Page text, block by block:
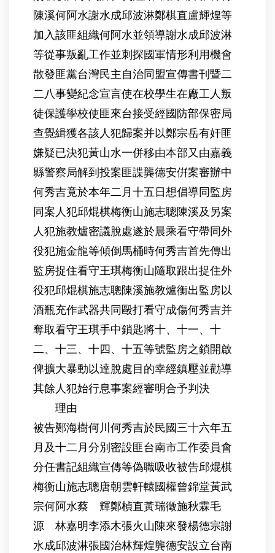
陳溪何阿水謝水成邱波淋鄭棋直盧輝煌等
加入該匪組織何阿水並領導謝水成邱波淋
等從事叛亂工作並刺探國軍情形利用機會
散發匪黨台灣民主自治同盟宣傳書刊暨二
二八事變紀念宣言使在校學生在廠工人叛
徒保護學校使匪來台接受經國防部保密局
查覺緝獲各該人犯歸案并以鄭宗岳有奸匪
嫌疑已決犯黃山水一併移由本部又由嘉義
縣警察局解到投案匪諜龔德安倂案審辦中
何秀吉竟於本年二月十五日想倡導同監房
同案人犯邱焜棋梅衡山施志聰陳溪及另案
人犯施教爐密議脫處遂於晨乘看守帶同外
役犯施金龍等傾倒馬桶時何秀吉首先傳出
監房捉住看守王琪梅衡山隨取跟出捉住外
役犯邱焜棋施志聰陳溪施教爐衡出監房以
酒瓶充作武器共同毆打看守成傷何秀吉并
奪取看守王琪手中鎖匙將十、十一、十
二、十三、十四、十五等號監房之鎖開啟
俾擴大暴動以達脫處目的幸經鎮壓並勸導
其餘人犯始行息事案經審明合予判決
理由
被告鄭海樹何川何秀吉於民國三十六年五
月及十二月分別密設匪台南市工作委員會
分任書記組織宣傳等偽職吸收被告邱焜棋
梅衡山施志聰唐朝雲軒轅國權曾錦堂黃武
宗何阿水蔡 輝鄭楨直黃瑞徵施秋霖毛
源 林嘉明李添木張火山陳來發楊德宗謝
水成邱波淋張國治林輝煌龔德安設立台南